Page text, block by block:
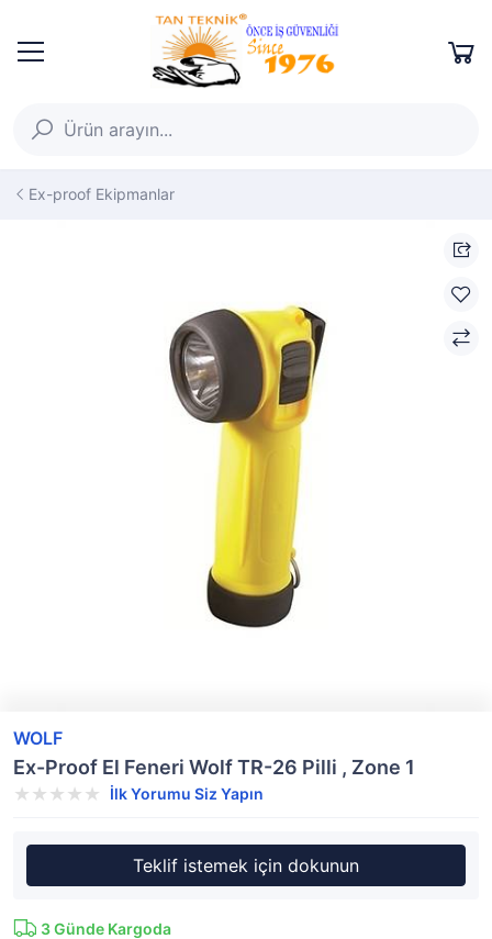
Ex-proof Ekipmanlar
WOLF
Ex-Proof El Feneri Wolf TR-26 Pilli , Zone 1
İlk Yorumu Siz Yapın
Teklif istemek için dokunun
3Günde Kargoda